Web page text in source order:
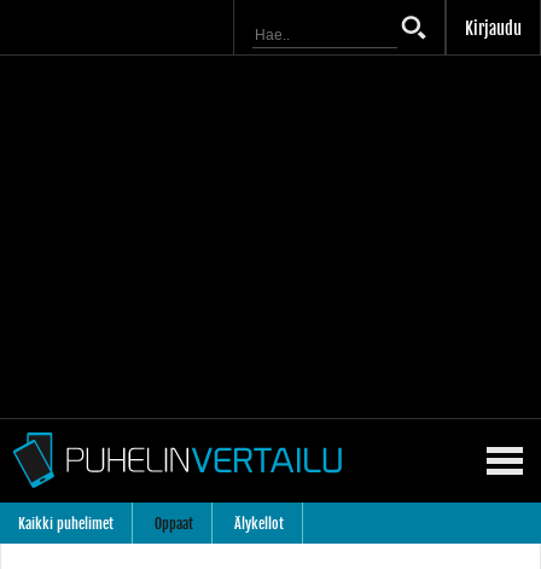
Kirjaudu
Kaikki puhelimet Oppaat Älykellot